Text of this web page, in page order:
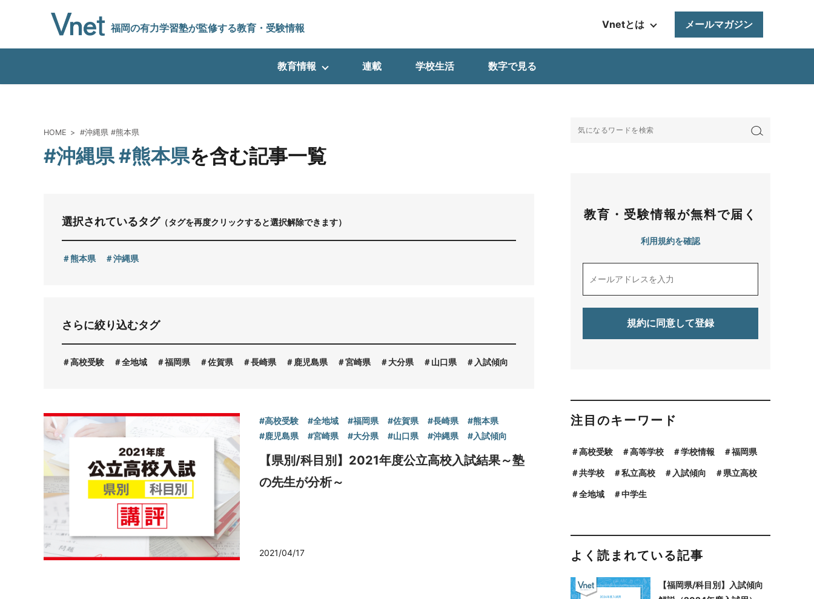
福岡の有力学習塾が監修する教育 ・受験情報 Vnetとは メールマガジン
vnetアライアンス企業
プライバシーポリシー
教育情報 連載 学校生活 数字で見る
HOME #沖縄県 #熊本県
#沖縄県 #熊本県を含む記事一覧
選択されているタグ（タグを再度クリックすると選択解除できます）
熊本県 沖縄県
さらに絞り込むタグ
高校受験 全地域 福岡県 佐賀県 長崎県 鹿児島県 宮崎県 大分県 山口県 入試傾向
#高校受験 #全地域 #福岡県 #佐賀県 #長崎県
#熊本県
#鹿児島県
#宮崎県 #大分県 #山口県 #沖縄県 #入試傾向
【県別/科目別】2021年度公立高校入試結果～塾
の先生が分析～
2021/04/17
教育・受験情報が無料で届く
利用規約を確認
注目のキーワード
高校受験 高等学校 学校情報 福岡県
共学校 私立高校 入試傾向 県立高校
全地域 中学生
よく読まれている記事
【福岡県/科目別】入試傾向